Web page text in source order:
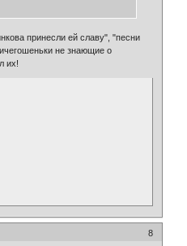
принесли ей славу", "песни
не знающие о
их!
8